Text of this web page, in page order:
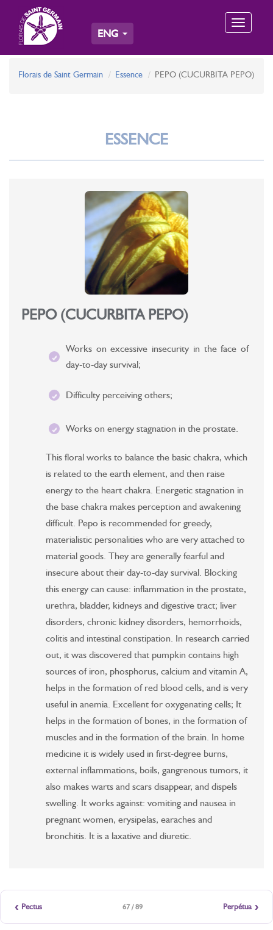
Toggle
ENG
Florais de Saint Germain Essence PEPO (CUCURBITA PEPO)
ESSENCE
PEPO (CUCURBITA PEPO)
Works on excessive insecurity in the face of
day-to-day survival;
Difficulty perceiving others;
Works on energy stagnation in the prostate.
This floral works to balance the basic chakra, which
is related to the earth element, and then raise
energy to the heart chakra. Energetic stagnation in
the base chakra makes perception and awakening
difficult. Pepo is recommended for greedy,
materialistic personalities who are very attached to
material goods. They are generally fearful and
insecure about their day-to-day survival. Blocking
this energy can cause: inflammation in the prostate,
urethra, bladder, kidneys and digestive tract; liver
disorders, chronic kidney disorders, hemorrhoids,
colitis and intestinal constipation. In research carried
out, it was discovered that pumpkin contains high
sources of iron, phosphorus, calcium and vitamin A,
helps in the formation of red blood cells, and is very
useful in anemia. Excellent for oxygenating cells; It
helps in the formation of bones, in the formation of
muscles and in the formation of the brain. In home
medicine it is widely used in first-degree burns,
external inflammations, boils, gangrenous tumors, it
also makes warts and scars disappear, and dispels
swelling. It works against: vomiting and nausea in
pregnant women, erysipelas, earaches and
bronchitis. It is a laxative and diuretic.
‹ Pectus 67 / 89 Perpétua ›